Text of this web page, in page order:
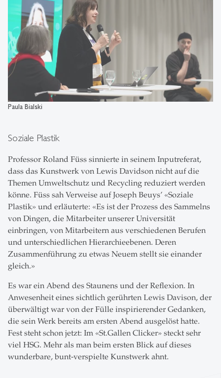
Paula Bialski
Soziale Plastik
Professor Roland Füss sinnierte in seinem Inputreferat,
dass das Kunstwerk von Lewis Davidson nicht auf die
Themen Umweltschutz und Recycling reduziert werden
könne. Füss sah Verweise auf Joseph Beuys’ «Soziale
Plastik» und erläuterte: «Es ist der Prozess des Sammelns
von Dingen, die Mitarbeiter unserer Universität
einbringen, von Mitarbeitern aus verschiedenen Berufen
und unterschiedlichen Hierarchieebenen. Deren
Zusammenführung zu etwas Neuem stellt sie einander
gleich.»
Es war ein Abend des Staunens und der Reflexion. In
Anwesenheit eines sichtlich gerührten Lewis Davison, der
überwältigt war von der Fülle inspirierender Gedanken,
die sein Werk bereits am ersten Abend ausgelöst hatte.
Fest steht schon jetzt: Im «St.Gallen Clicker» steckt sehr
viel HSG. Mehr als man beim ersten Blick auf dieses
wunderbare, bunt-verspielte Kunstwerk ahnt.